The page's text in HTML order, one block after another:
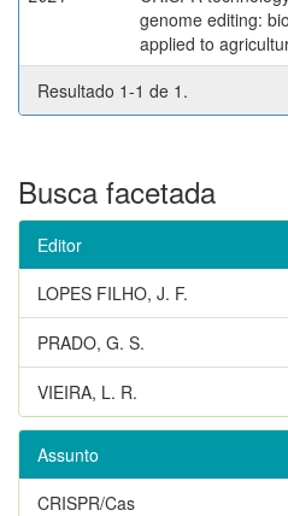
genome editing:
applied to
Resultado 1-1 de 1.
Busca facetada
Editor
LOPES FILHO, J. F.
PRADO, G. S.
VIEIRA, L. R.
Assunto
CRISPR/Cas